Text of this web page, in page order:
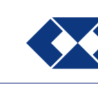
conteúdo